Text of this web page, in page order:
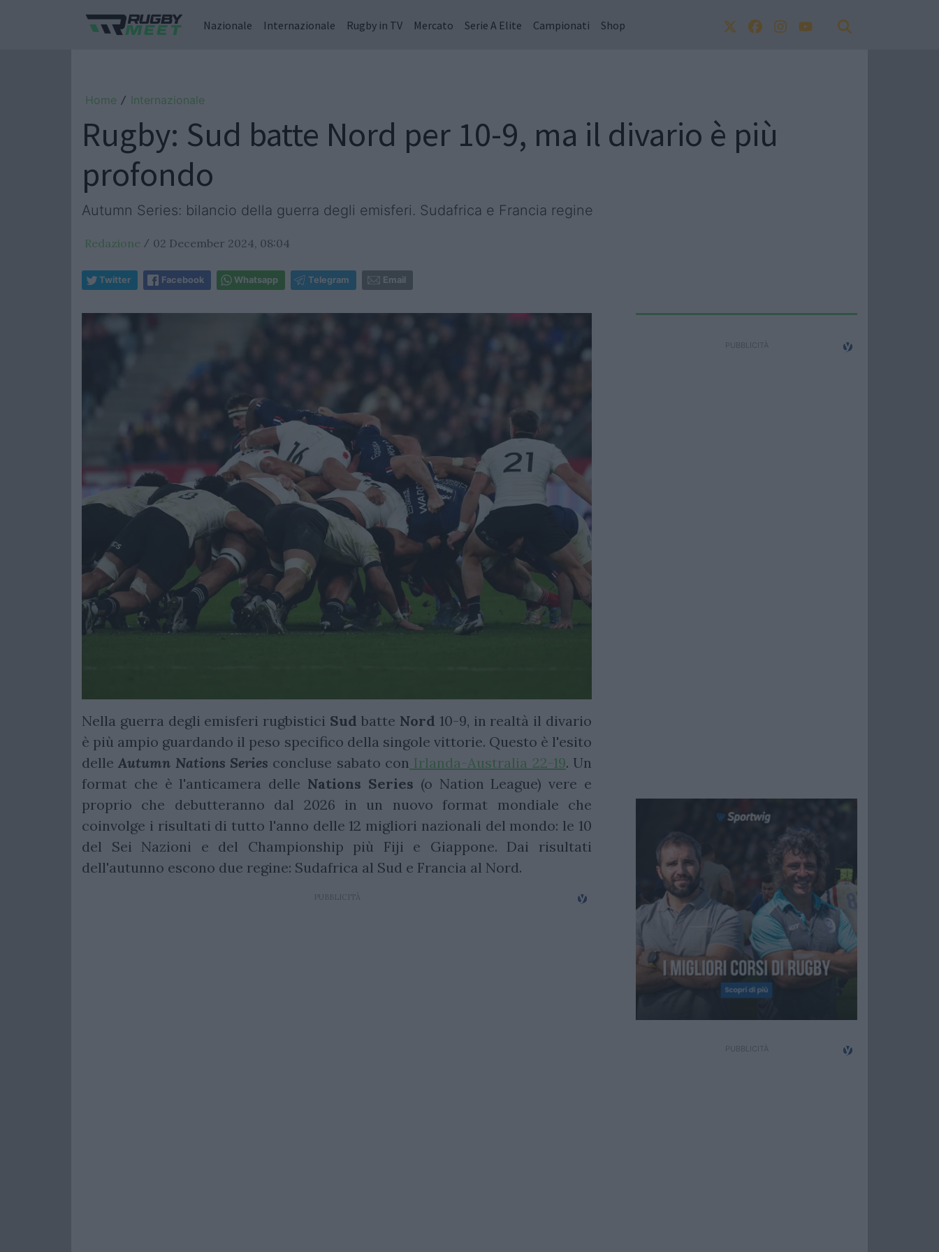
Nazionale Internazionale Rugby in TV Mercato Serie A Elite Campionati Shop
Home / Internazionale
Rugby: Sud batte Nord per 10-9, ma il divario è più
profondo
Autumn Series: bilancio della guerra degli emisferi. Sudafrica e Francia regine
Redazione / 02 December 2024, 08:04
Twitter Facebook Whatsapp Telegram Email
Nella guerra degli emisferi rugbistici Sud batte Nord 10-9, in realtà il divario
è più ampio guardando il peso specifico della singole vittorie. Questo è l'esito
delleAutumn Nations Series concluse sabato con Irlanda-Australia 22-19. Un
format che è l'anticamera delle Nations Series (o Nation League) vere e
proprio che debutteranno dal 2026 in un nuovo format mondiale che
coinvolge i risultati di tutto l'anno delle 12 migliori nazionali del mondo: le 10
del Sei Nazioni e del Championship più Fiji e Giappone. Dai risultati
dell'autunno escono due regine: Sudafrica al Sud e Francia al Nord.